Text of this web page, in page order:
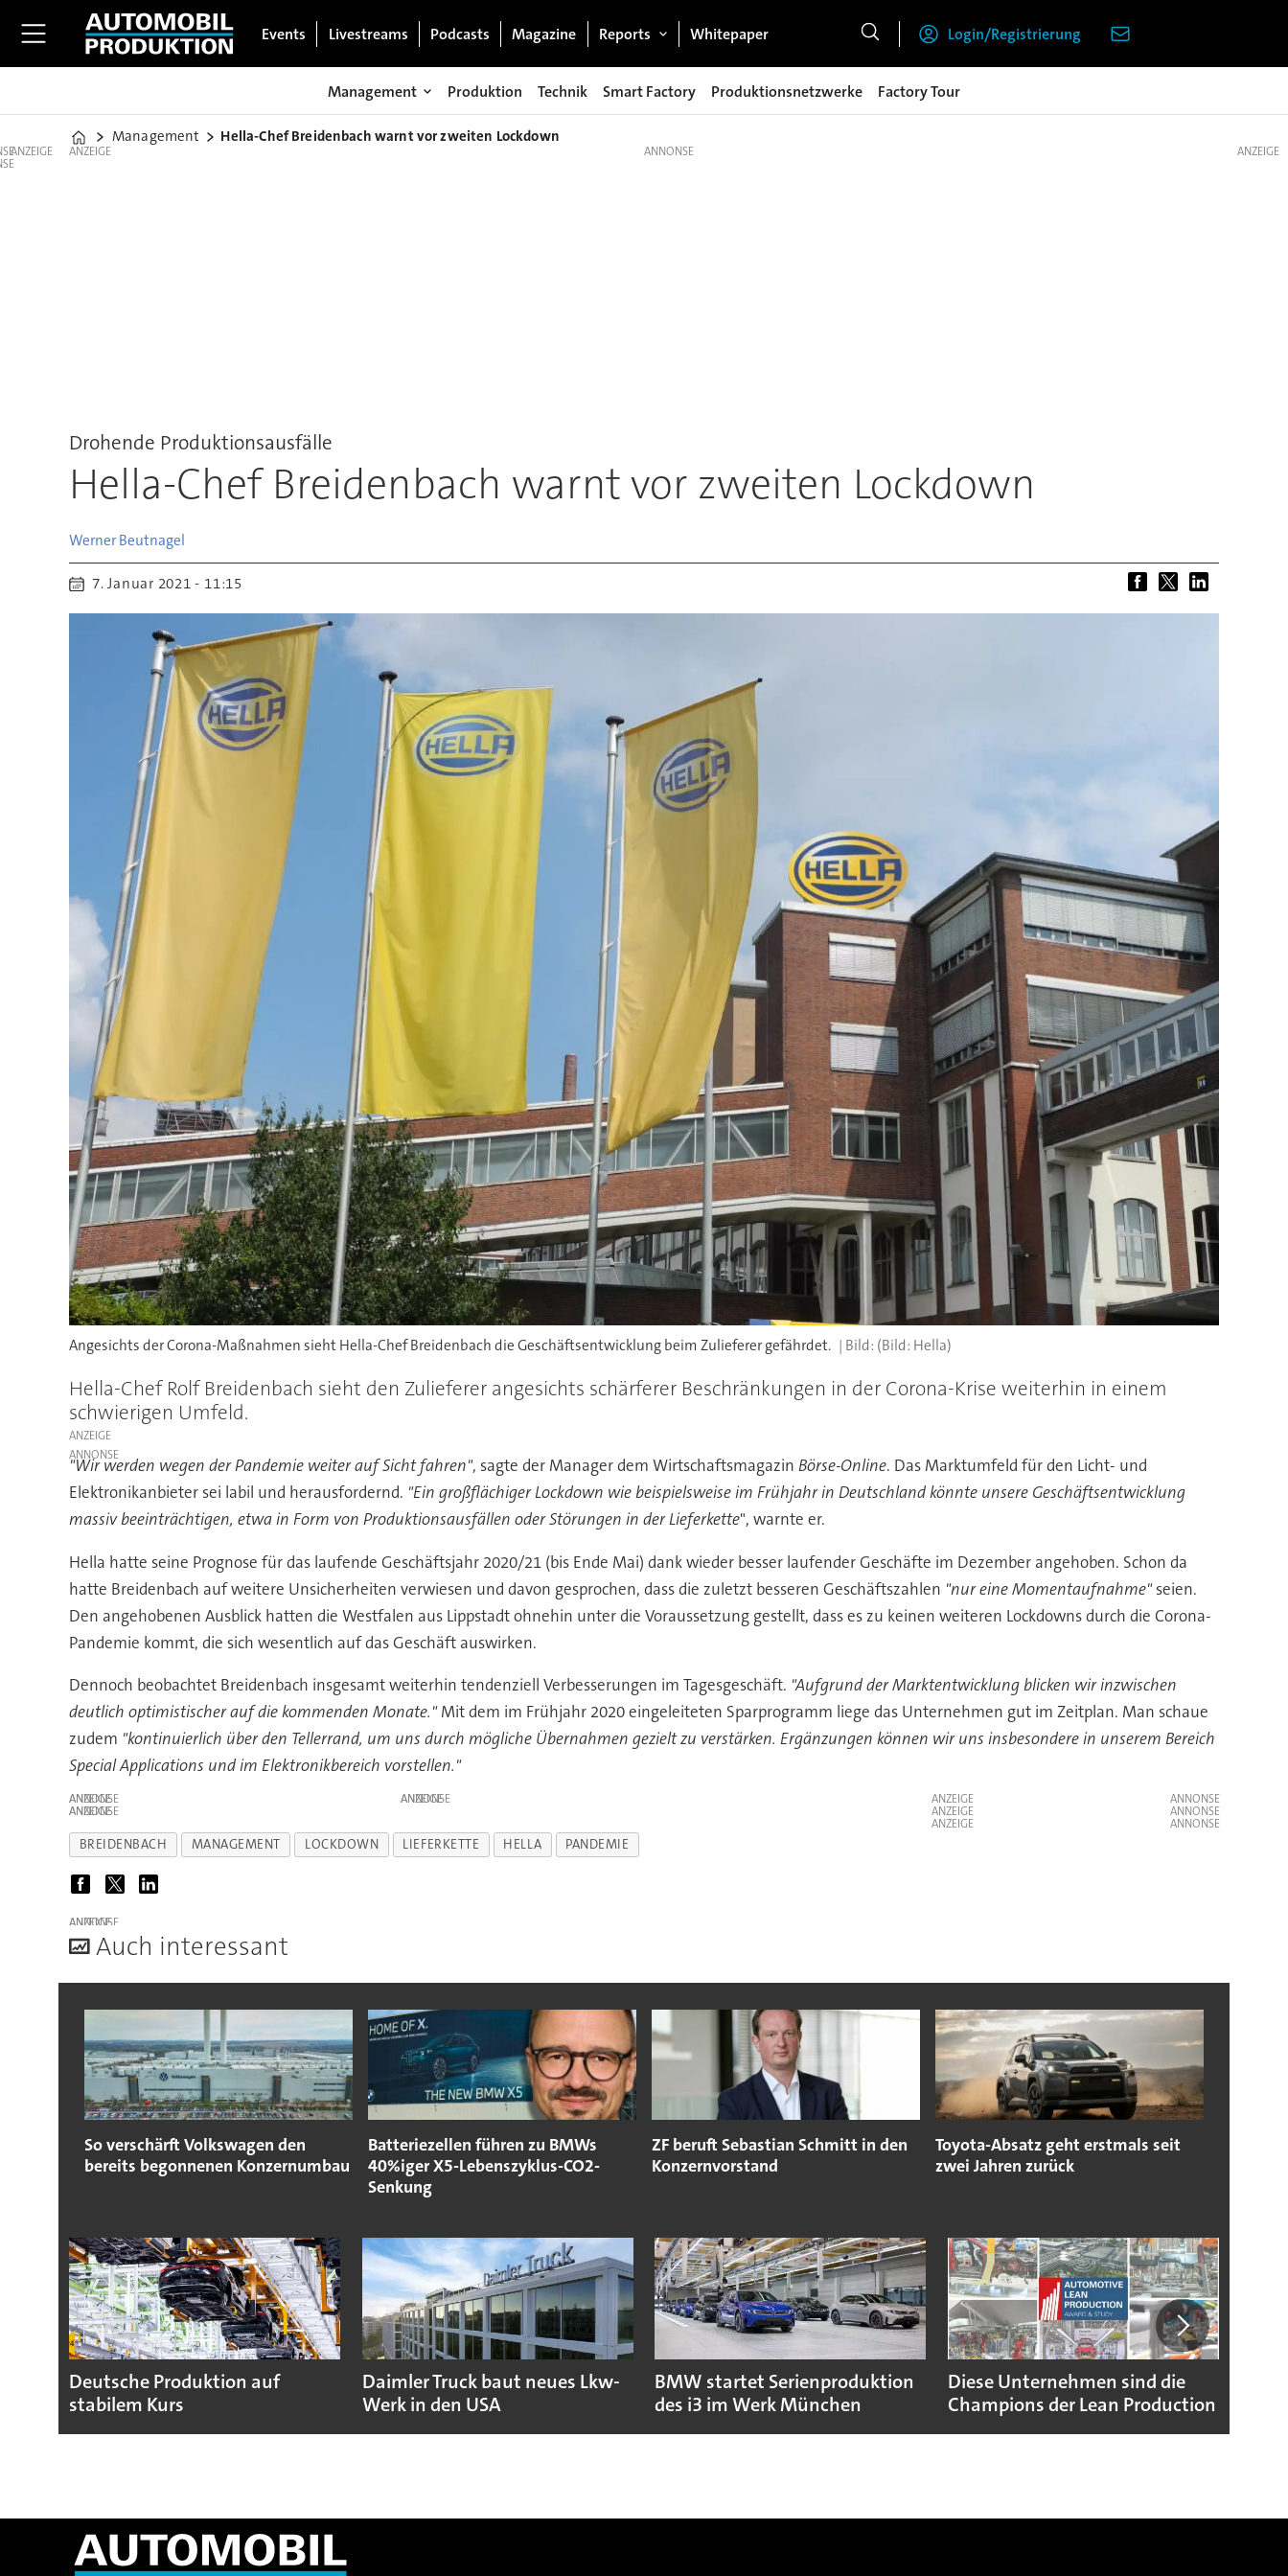
Events Livestreams Podcasts Magazine Reports Whitepaper Login/Registrierung
Management Produktion Technik Smart Factory Produktionsnetzwerke Factory Tour
Home
Management Hella-Chef Breidenbach warnt vor zweiten Lockdown
ANZEIGE ANZEIGE
Drohende Produktionsausfälle
Hella-Chef Breidenbach warnt vor zweiten Lockdown
Werner Beutnagel
7. Januar 2021 - 11:15
Angesichts der Corona-Maßnahmen sieht Hella-Chef Breidenbach die Geschäftsentwicklung beim Zulieferer gefährdet. (Bild: Hella)
Hella-Chef Rolf Breidenbach sieht den Zulieferer angesichts schärferer Beschränkungen in der Corona-Krise weiterhin in einem
schwierigen Umfeld.
ANZEIGE
"Wir werden wegen der Pandemie weiter auf Sicht fahren", sagte der Manager dem Wirtschaftsmagazin Börse-Online. Das Marktumfeld für den Licht- und
Elektronikanbieter sei labil und herausfordernd. "Ein großflächiger Lockdown wie beispielsweise im Frühjahr in Deutschland könnte unsere Geschäftsentwicklung
massiv beeinträchtigen, etwa in Form von Produktionsausfällen oder Störungen in der Lieferkette", warnte er.
Hella hatte seine Prognose für das laufende Geschäftsjahr 2020/21 (bis Ende Mai) dank wieder besser laufender Geschäfte im Dezember angehoben. Schon da
hatte Breidenbach auf weitere Unsicherheiten verwiesen und davon gesprochen, dass die zuletzt besseren Geschäftszahlen "nur eine Momentaufnahme"seien.
Den angehobenen Ausblick hatten die Westfalen aus Lippstadt ohnehin unter die Voraussetzung gestellt, dass es zu keinen weiteren Lockdowns durch die Corona-
Pandemie kommt, die sich wesentlich auf das Geschäft auswirken.
Dennoch beobachtet Breidenbach insgesamt weiterhin tendenziell Verbesserungen im Tagesgeschäft. "Aufgrund der Marktentwicklung blicken wir inzwischen
deutlich optimistischer auf die kommenden Monate."Mit dem im Frühjahr 2020 eingeleiteten Sparprogramm liege das Unternehmen gut im Zeitplan. Man schaue
zudem "kontinuierlich über den Tellerrand, um uns durch mögliche Übernahmen gezielt zu verstärken. Ergänzungen können wir uns insbesondere in unserem Bereich
Special Applications und im Elektronikbereich vorstellen."
ANZEIGE ANZEIGE
ANZEIGE
ANZEIGE
ANZEIGE
ANZEIGE
BREIDENBACH MANAGEMENT LOCKDOWN LIEFERKETTE HELLA PANDEMIE
ANZEIGE
Auch interessant
So verschärft Volkswagen den
bereits begonnenen Konzernumbau
Batteriezellen führen zu BMWs
40%iger X5-Lebenszyklus-CO2-
Senkung
ZF beruft Sebastian Schmitt in den
Konzernvorstand
Toyota-Absatz geht erstmals seit
zwei Jahren zurück
Deutsche Produktion auf
stabilem Kurs
Daimler Truck baut neues Lkw-
Werk in den USA
BMW startet Serienproduktion
des i3 im Werk München
Diese Unternehmen sind die
Champions der Lean Production
ANZEIGE